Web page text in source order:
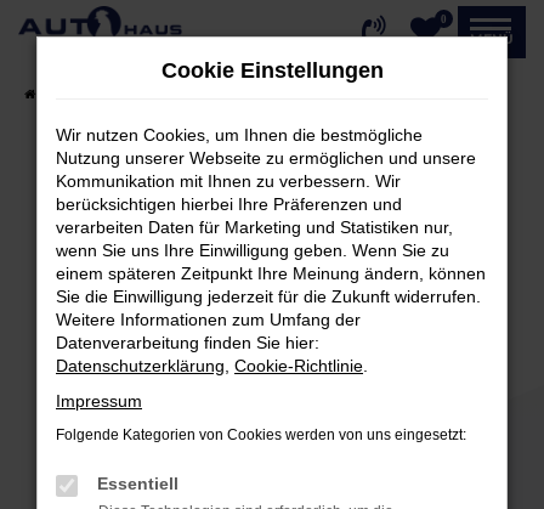
Zum
0
MENÜ
Fehler: Network Error
Beim Laden ist ein Fehler aufgetreten.
Hier sind ein paar Tipps, die dir helfen können:
Überprüfe deine Firewall und deine
Internetverbindung.
Laden andere Webseiten, zum Beispiel deine
Suchmaschine?
Prüfe deine Browsererweiterungen.
können das Laden bestimmter Seiten
Cookie Einstellungen
Wir nutzen Cookies, um Ihnen die bestmögliche
Nutzung unserer Webseite zu ermöglichen und unsere
Kommunikation mit Ihnen zu verbessern. Wir
berücksichtigen hierbei Ihre Präferenzen und
verarbeiten Daten für Marketing und Statistiken nur,
wenn Sie uns Ihre Einwilligung geben. Wenn Sie zu
einem späteren Zeitpunkt Ihre Meinung ändern, können
Sie die Einwilligung jederzeit für die Zukunft widerrufen.
Weitere Informationen zum Umfang der
Datenverarbeitung finden Sie hier:
Datenschutzerklärung Cookie-Richtlinie
Impressum
Folgende Kategorien von Cookies werden von uns eingesetzt:
Essentiell